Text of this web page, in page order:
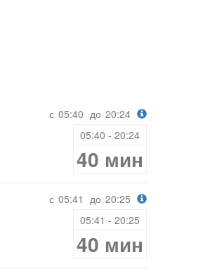
с 05:40 до 20:24
05:40 - 20:24
40 мин
с 05:41 до 20:25
05:41 - 20:25
40 мин